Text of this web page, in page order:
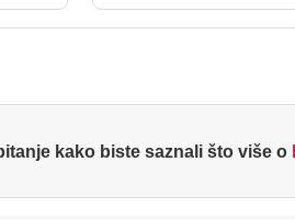
kako biste saznali što više o